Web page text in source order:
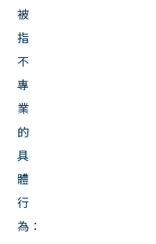
被
指
不
專
業
的
具
體
行
為：